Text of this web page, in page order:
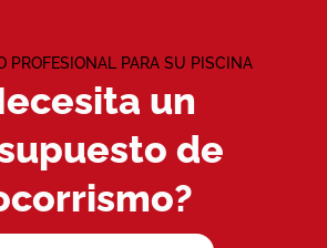
PROFESIONAL PARA SU PISCINA
un
de